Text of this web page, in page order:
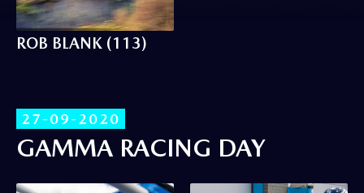
ROB BLANK (113)
27-09-2020
GAMMA RACING DAY